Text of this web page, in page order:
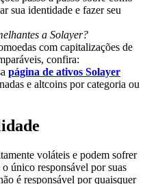
USDT
sua identidade e fazer seu
a Solayer?
com capitalizações de
confira:
página de ativos Solayer
e altcoins por categoria ou
voláteis e podem sofrer
único responsável por suas
é responsável por quaisquer